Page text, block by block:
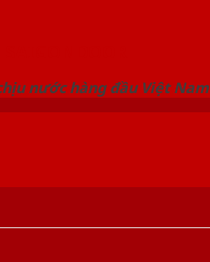
nước hàng đầu Việt Nam